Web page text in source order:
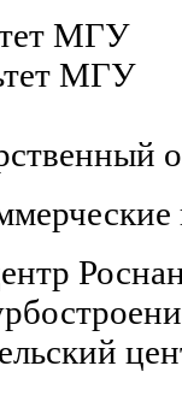
МГУ
МГУ